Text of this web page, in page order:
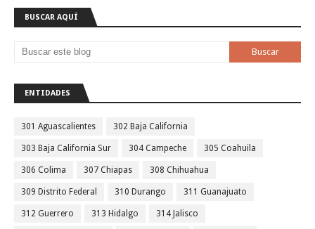
BUSCAR AQUÍ
ENTIDADES
301 Aguascalientes 302 Baja California
303 Baja California Sur 304 Campeche 305 Coahuila
306 Colima 307 Chiapas 308 Chihuahua
309 Distrito Federal 310 Durango 311 Guanajuato
312 Guerrero 313 Hidalgo 314 Jalisco